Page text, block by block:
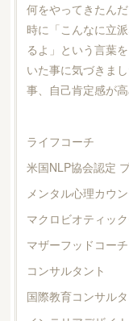
何をやってきたん
時に「こんなに立
るよ」という言葉
いた事に気づきま
事、自己肯定感が
ライフコーチ
米国NLP協会認定
メンタル心理カウ
マクロビオティッ
マザーフッドコーチ
コンサルタント
国際教育コンサル